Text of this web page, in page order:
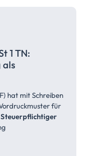
1 TN:
als
hat mit Schreiben
für